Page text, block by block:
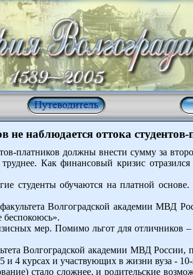
не наблюдается оттока
платников должны внести сумму за
Как финансовый кризис
студенты обучаются на платной
Волгоградской академии МВД
беспокоюсь».
мер. Помимо льгот для отличников
Волгоградской академии МВД России,
и 4 курсах и участвующих в жизни вуза -
стало сложнее, и родительские